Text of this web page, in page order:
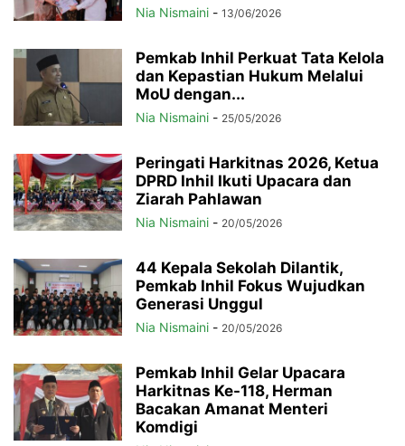
Nia Nismaini - 13/06/2026
Pemkab Inhil Perkuat Tata Kelola
dan Kepastian Hukum Melalui
MoU dengan...
Nia Nismaini - 25/05/2026
Peringati Harkitnas 2026, Ketua
DPRD Inhil Ikuti Upacara dan
Ziarah Pahlawan
Nia Nismaini - 20/05/2026
44 Kepala Sekolah Dilantik,
Pemkab Inhil Fokus Wujudkan
Generasi Unggul
Nia Nismaini - 20/05/2026
Pemkab Inhil Gelar Upacara
Harkitnas Ke-118, Herman
Bacakan Amanat Menteri
Komdigi